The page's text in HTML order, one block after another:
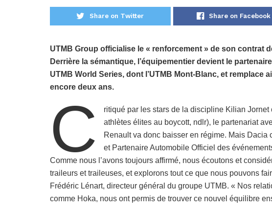
Share on Twitter Share on Facebook
UTMB Group officialise le « renforcement » de son contrat
Derrière la sémantique, l’équipementier devient le
UTMB World Series, dont l’UTMB Mont-Blanc, et remplace
encore deux ans.
C
ritiqué par les stars de la discipline Kilian
athlètes élites au boycott, ndlr), le partenariat
Renault va donc baisser en régime. Mais Dacia
et Partenaire Automobile Officiel des
Comme nous l’avons toujours affirmé, nous écoutons et
traileurs et traileuses, et explorons tout ce que nous pouvons
Frédéric Lénart, directeur général du groupe UTMB. « Nos
comme Hoka, nous ont permis de trouver ce nouvel équilibre